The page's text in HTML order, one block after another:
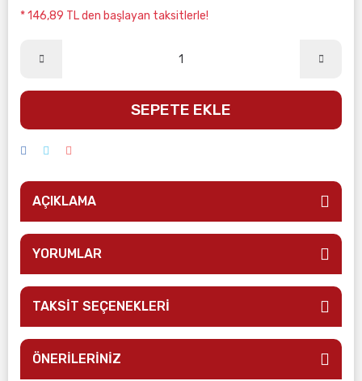
* 146,89 TL den başlayan taksitlerle!
SEPETE EKLE
AÇIKLAMA
YORUMLAR
TAKSİT SEÇENEKLERİ
ÖNERİLERİNİZ